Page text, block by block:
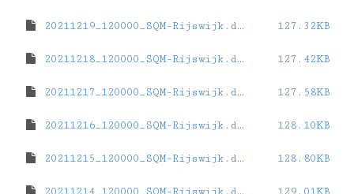
20211219_120000_SQM-Rijswijk.dat 127.32KB
20211218_120000_SQM-Rijswijk.dat 127.42KB
20211217_120000_SQM-Rijswijk.dat 127.58KB
20211216_120000_SQM-Rijswijk.dat 128.10KB
20211215_120000_SQM-Rijswijk.dat 128.80KB